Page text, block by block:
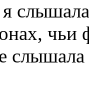
чьи
слышала